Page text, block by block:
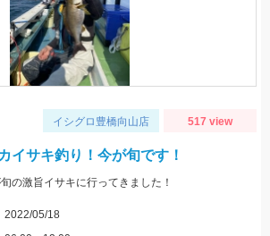
イシグロ豊橋向山店 517 view
イサキ釣り！今が旬です！
の激旨イサキに行ってきました！
2022/05/18